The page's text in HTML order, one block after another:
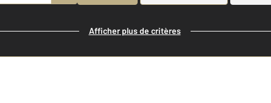
Afficher plus de critères